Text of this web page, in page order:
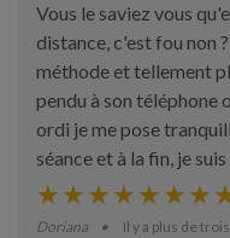
Vous le saviez vous
distance, c'est fou non
méthode et tellement
pendu à son téléphone
ordi je me pose
séance et à la fin, je
Doriana Il y a plus de